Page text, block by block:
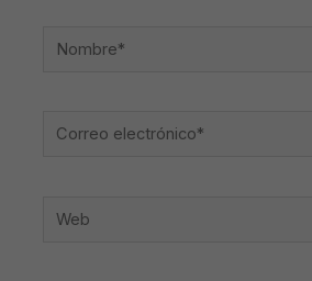
Nombre*
Correo
Web